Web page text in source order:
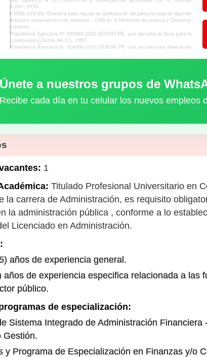
Únete a nuestros grupos de
Recibe cada día en tu celular los nuevos empleos
1
Titulado Profesional Universitario en
la carrera de Administración, es requisito
la administración pública , conforme a lo
Licenciado en Administración.
años de experiencia general.
años de experiencia especifica relacionada a
público.
de especialización:
Sistema Integrado de Administración
Gestión.
y Programa de Especialización en Finanzas y/o